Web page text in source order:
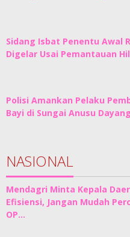
Sidang Isbat Penentu Awal
Digelar Usai Pemantauan
Polisi Amankan Pelaku
Bayi di Sungai Anusu
NASIONAL
Mendagri Minta Kepala
Efisiensi, Jangan Mudah
OP…